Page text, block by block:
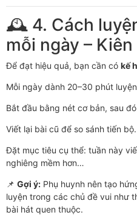
🕰️ 4. Cách
mỗi ngày –
Để đạt hiệu quả, bạn cần có kế
Mỗi ngày dành 20–30 phút
Bắt đầu bằng nét cơ bản, sau
Viết lại bài cũ để so sánh tiến bộ.
Đặt mục tiêu cụ thể: tuần này
nghiêng mềm hơn…
📌 Gợi ý: Phụ huynh nên tạo
luyện trong các chủ đề vui như
bài hát quen thuộc.